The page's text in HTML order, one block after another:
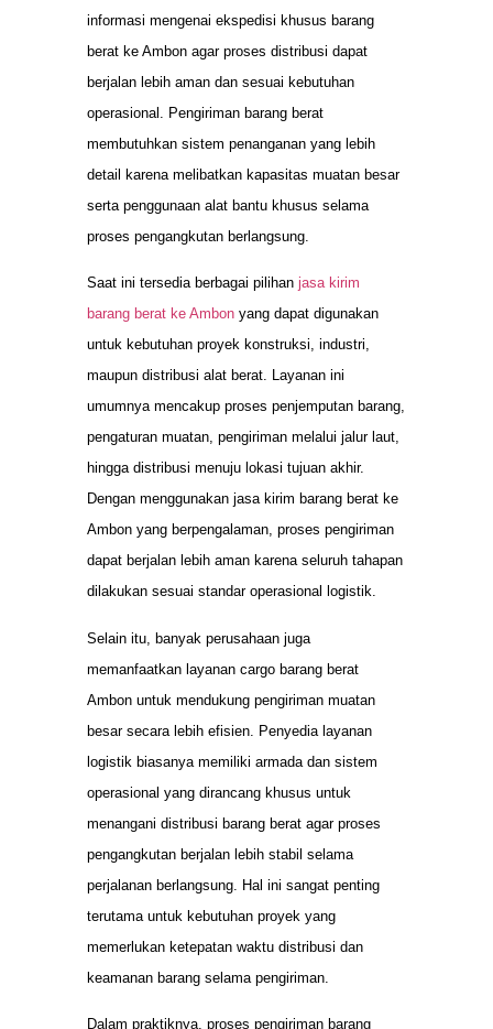
informasi mengenai ekspedisi khusus barang
berat ke Ambon agar proses distribusi dapat
berjalan lebih aman dan sesuai kebutuhan
operasional. Pengiriman barang berat
membutuhkan sistem penanganan yang lebih
detail karena melibatkan kapasitas muatan besar
serta penggunaan alat bantu khusus selama
proses pengangkutan berlangsung.
Saat ini tersedia berbagai pilihan jasa kirim
barang berat ke Ambon yang dapat digunakan
untuk kebutuhan proyek konstruksi, industri,
maupun distribusi alat berat. Layanan ini
umumnya mencakup proses penjemputan barang,
pengaturan muatan, pengiriman melalui jalur laut,
hingga distribusi menuju lokasi tujuan akhir.
Dengan menggunakan jasa kirim barang berat ke
Ambon yang berpengalaman, proses pengiriman
dapat berjalan lebih aman karena seluruh tahapan
dilakukan sesuai standar operasional logistik.
Selain itu, banyak perusahaan juga
memanfaatkan layanan cargo barang berat
Ambon untuk mendukung pengiriman muatan
besar secara lebih efisien. Penyedia layanan
logistik biasanya memiliki armada dan sistem
operasional yang dirancang khusus untuk
menangani distribusi barang berat agar proses
pengangkutan berjalan lebih stabil selama
perjalanan berlangsung. Hal ini sangat penting
terutama untuk kebutuhan proyek yang
memerlukan ketepatan waktu distribusi dan
keamanan barang selama pengiriman.
Dalam praktiknya, proses pengiriman barang